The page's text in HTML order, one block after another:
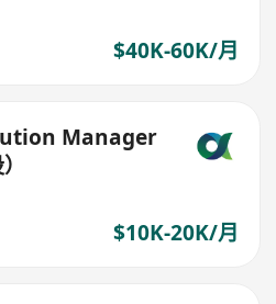
$40K-60K/月
Manager
$10K-20K/月